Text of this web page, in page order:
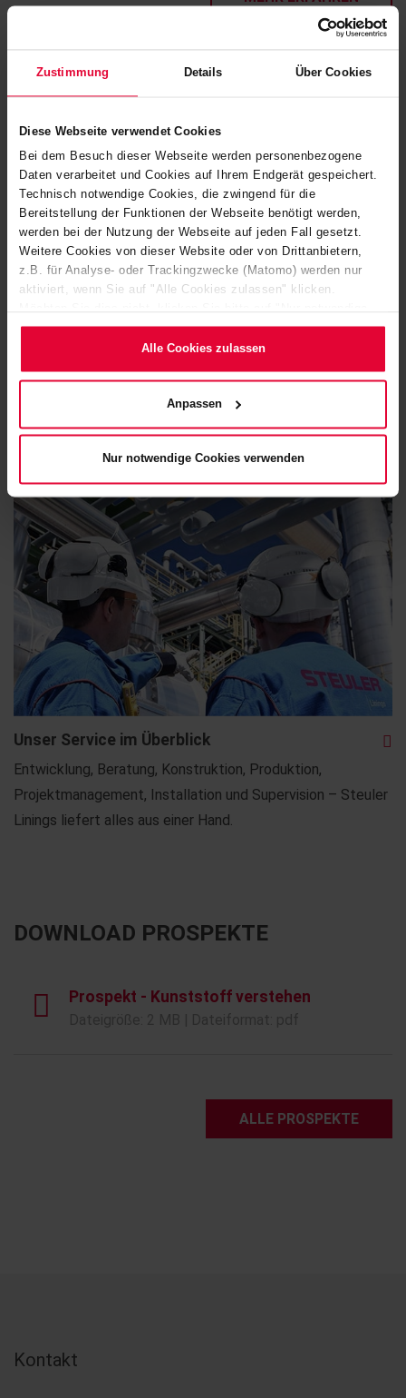
Zustimmung Details Über Cookies
Diese Webseite verwendet Cookies
Bei dem Besuch dieser Webseite werden personenbezogene
Daten verarbeitet und Cookies auf Ihrem Endgerät gespeichert.
Technisch notwendige Cookies, die zwingend für die
Bereitstellung der Funktionen der Webseite benötigt werden,
werden bei der Nutzung der Webseite auf jeden Fall gesetzt.
Weitere Cookies von dieser Website oder von Drittanbietern,
z.B. für Analyse- oder Trackingzwecke (Matomo) werden nur
aktiviert, wenn Sie auf "Alle Cookies zulassen" klicken.
Cookies verwenden". Mehr dazu (einschließlich der Möglichkeit,
die Einwilligungserklärung zu ändern oder zu widerrufen)
Website) bzw. derDatenschutzerklärung.
Alle Cookies zulassen
Anpassen
Nur notwendige Cookies verwenden
KERA®DUROSTRONG
erlaubt, nahezu unbegrenzte Gestaltungsmöglichkeiten
anzubieten. Eingesetzt werden kann KERA®DUROSTRONG
unter anderem für Kolonnen, Behälter und Rohrleitungen.
Darüber hinaus hat sich das Material auf Phenolharzbasis
bei Absorbern, Glocken- und Thormannböden sowie
Walzenelementen in Prozessanlagen bewährt.
Unser Service im Überblick
Entwicklung, Beratung, Konstruktion, Produktion,
Projektmanagement, Installation und Supervision – Steuler
Linings liefert alles aus einer Hand.
DOWNLOAD PROSPEKTE
Prospekt - Kunststoff verstehen
ALLE PROSPEKTE
Kontakt